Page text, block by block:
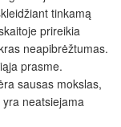
tinkamą
prireikia
neapibrėžtumas.
prasme.
sausas mokslas,
neatsiejama